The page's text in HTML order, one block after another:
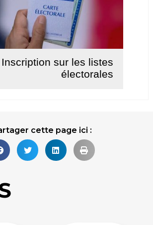
Inscription sur les listes
électorales
cette page ici :